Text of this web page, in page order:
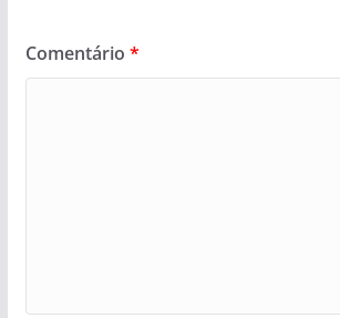
Comentário *